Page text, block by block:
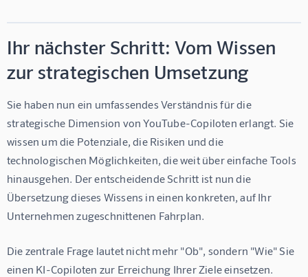
Ihr nächster Schritt: Vom Wissen
zur strategischen Umsetzung
Sie haben nun ein umfassendes Verständnis für die
strategische Dimension von YouTube-Copiloten erlangt. Sie
wissen um die Potenziale, die Risiken und die
technologischen Möglichkeiten, die weit über einfache Tools
hinausgehen. Der entscheidende Schritt ist nun die
Übersetzung dieses Wissens in einen konkreten, auf Ihr
Unternehmen zugeschnittenen Fahrplan.
Die zentrale Frage lautet nicht mehr "Ob", sondern "Wie" Sie
einen KI-Copiloten zur Erreichung Ihrer Ziele einsetzen.